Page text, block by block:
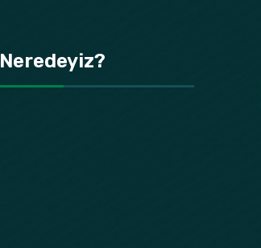
Neredeyiz?